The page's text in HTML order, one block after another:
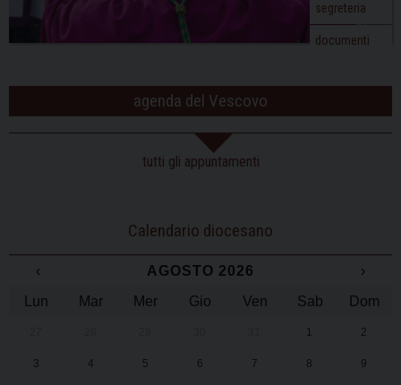
segreteria
documenti
agenda del Vescovo
tutti gli appuntamenti
Calendario diocesano
‹ AGOSTO 2026
›
Lun
Mar Mer Gio Ven Sab Dom
1 2
3 4 5 6 7 8 9